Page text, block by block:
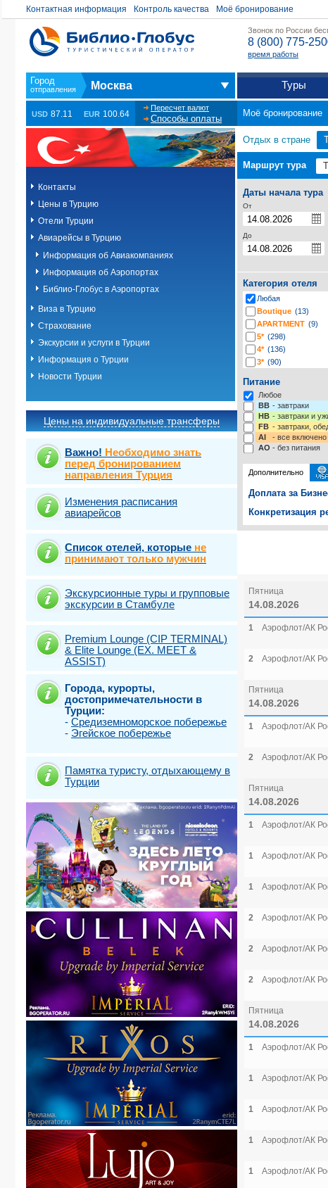
Контактная информация Контроль качества Моё бронирование
Звонок по России
8 (800) 775-
время работы
Москва Туры
USD 87.11 EUR 100.64
Пересчет валют
Способы оплаты
Моё бронирование
Контакты
Цены в Турцию
Отели Турции
Авиарейсы в Турцию
Информация об Авиакомпаниях
Информация об Аэропортах
Библио-Глобус в Аэропортах
Виза в Турцию
Страхование
Экскурсии и услуги в Турции
Информация о Турции
Новости Турции
Цены на индивидуальные трансферы
Важно! Необходимо знать
перед бронированием
направления Турция
Изменения расписания
авиарейсов
Список отелей, которые не
принимают только мужчин
Экскурсионные туры и групповые
экскурсии в Стамбуле
Premium Lounge (CIP TERMINAL)
& Elite Lounge (EX. MEET &
ASSIST)
Города, курорты,
достопримечательности в
Турции:
- Средиземноморское побережье
- Эгейское побережье
Памятка туристу, отдыхающему в
Турции
Отдых в стране
Маршрут тура
Даты начала тура
От
До
Категория отеля
Любая
Boutique (13)
APARTMENT (9)
5* (298)
4* (136)
3* (90)
-* (4)
Питание
Любое
BB - завтраки
HB - завтраки и
FB - завтраки,
AI
- все включено
AO - без питания
Дополнительно
Доплата за
Конкретизация
Пятница
14.08.2026
1 Аэрофлот/АК
2 Аэрофлот/АК
Пятница
14.08.2026
1 Аэрофлот/АК
2 Аэрофлот/АК
Пятница
14.08.2026
1 Аэрофлот/АК
1 Аэрофлот/АК
1 Аэрофлот/АК
2 Аэрофлот/АК
2 Аэрофлот/АК
2 Аэрофлот/АК
Пятница
14.08.2026
1 Аэрофлот/АК
1 Аэрофлот/АК
1 Аэрофлот/АК
1 Аэрофлот/АК
1 Аэрофлот/АК